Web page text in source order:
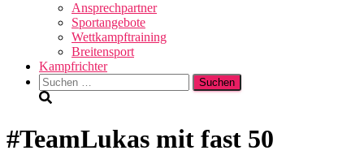
Ansprechpartner
Sportangebote
Wettkampftraining
Breitensport
Kampfrichter
Suchen
nach:
#TeamLukas mit fast 50